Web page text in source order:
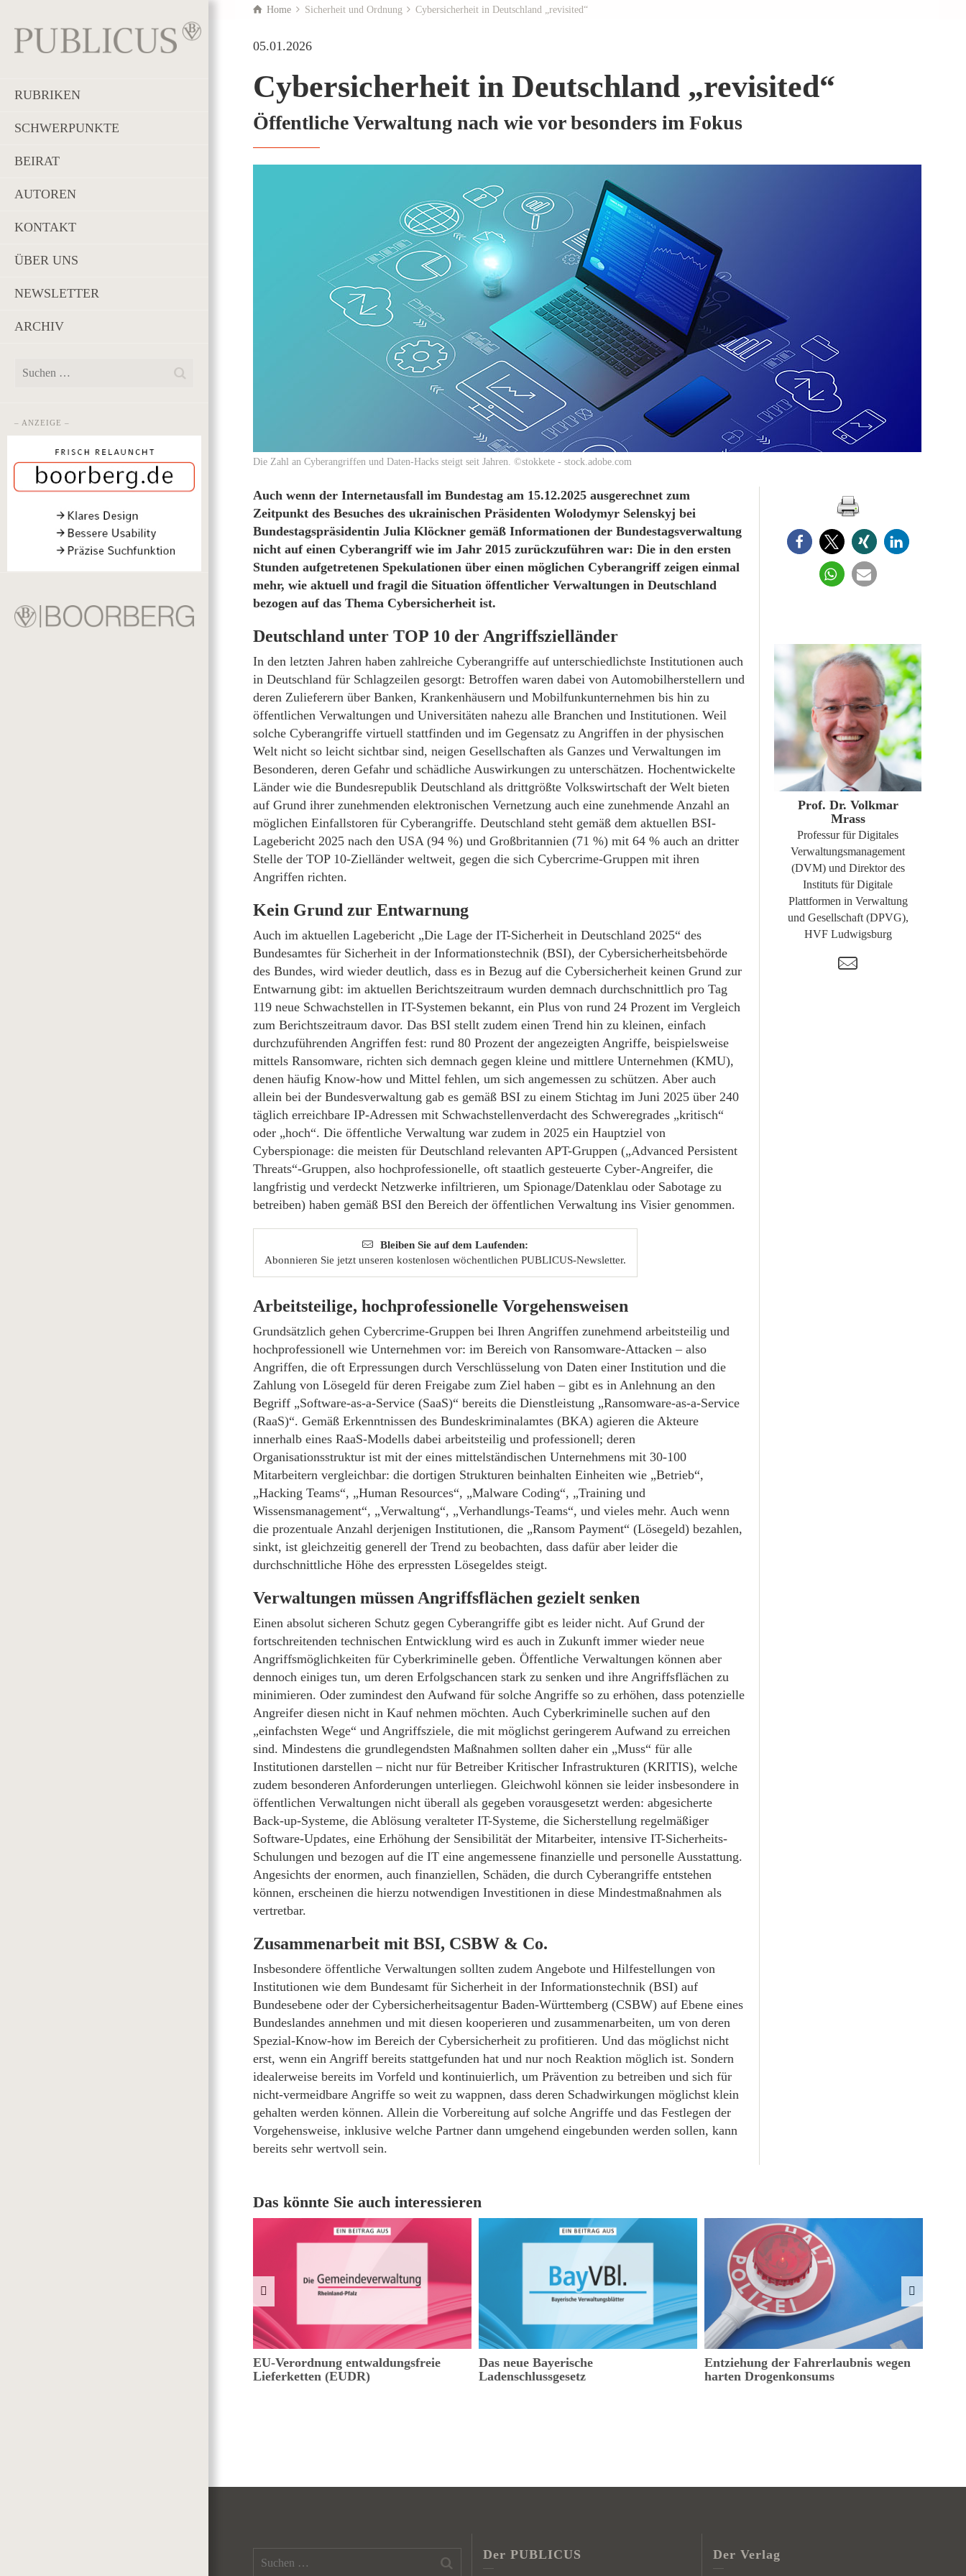
RUBRIKEN
SCHWERPUNKTE
BEIRAT
AUTOREN
KONTAKT
ÜBER UNS
NEWSLETTER
ARCHIV
– ANZEIGE –
Home Sicherheit und Ordnung Cybersicherheit in Deutschland „revisited“
05.01.2026
Cybersicherheit in Deutschland „revisited“
Öffentliche Verwaltung nach wie vor besonders im Fokus
Die Zahl an Cyberangriffen und Daten-Hacks steigt seit Jahren. ©stokkete - stock.adobe.com
Auch wenn der Internetausfall im Bundestag am 15.12.2025 ausgerechnet zum
Zeitpunkt des Besuches des ukrainischen Präsidenten Wolodymyr Selenskyj bei
Bundestagspräsidentin Julia Klöckner gemäß Informationen der Bundestagsverwaltung
nicht auf einen Cyberangriff wie im Jahr 2015 zurückzuführen war: Die in den ersten
Stunden aufgetretenen Spekulationen über einen möglichen Cyberangriff zeigen einmal
mehr, wie aktuell und fragil die Situation öffentlicher Verwaltungen in Deutschland
bezogen auf das Thema Cybersicherheit ist.
Deutschland unter TOP 10 der Angriffszielländer
In den letzten Jahren haben zahlreiche Cyberangriffe auf unterschiedlichste Institutionen auch
in Deutschland für Schlagzeilen gesorgt: Betroffen waren dabei von Automobilherstellern und
deren Zulieferern über Banken, Krankenhäusern und Mobilfunkunternehmen bis hin zu
öffentlichen Verwaltungen und Universitäten nahezu alle Branchen und Institutionen. Weil
solche Cyberangriffe virtuell stattfinden und im Gegensatz zu Angriffen in der physischen
Welt nicht so leicht sichtbar sind, neigen Gesellschaften als Ganzes und Verwaltungen im
Besonderen, deren Gefahr und schädliche Auswirkungen zu unterschätzen. Hochentwickelte
Länder wie die Bundesrepublik Deutschland als drittgrößte Volkswirtschaft der Welt bieten
auf Grund ihrer zunehmenden elektronischen Vernetzung auch eine zunehmende Anzahl an
möglichen Einfallstoren für Cyberangriffe. Deutschland steht gemäß dem aktuellen BSI-
Lagebericht 2025 nach den USA (94 %) und Großbritannien (71 %) mit 64 % auch an dritter
Stelle der TOP 10-Zielländer weltweit, gegen die sich Cybercrime-Gruppen mit ihren
Angriffen richten.
Kein Grund zur Entwarnung
Auch im aktuellen Lagebericht „Die Lage der IT-Sicherheit in Deutschland 2025“ des
Bundesamtes für Sicherheit in der Informationstechnik (BSI), der Cybersicherheitsbehörde
des Bundes, wird wieder deutlich, dass es in Bezug auf die Cybersicherheit keinen Grund zur
Entwarnung gibt: im aktuellen Berichtszeitraum wurden demnach durchschnittlich pro Tag
119 neue Schwachstellen in IT-Systemen bekannt, ein Plus von rund 24 Prozent im Vergleich
zum Berichtszeitraum davor. Das BSI stellt zudem einen Trend hin zu kleinen, einfach
durchzuführenden Angriffen fest: rund 80 Prozent der angezeigten Angriffe, beispielsweise
mittels Ransomware, richten sich demnach gegen kleine und mittlere Unternehmen (KMU),
denen häufig Know-how und Mittel fehlen, um sich angemessen zu schützen. Aber auch
allein bei der Bundesverwaltung gab es gemäß BSI zu einem Stichtag im Juni 2025 über 240
täglich erreichbare IP-Adressen mit Schwachstellenverdacht des Schweregrades „kritisch“
oder „hoch“. Die öffentliche Verwaltung war zudem in 2025 ein Hauptziel von
Cyberspionage: die meisten für Deutschland relevanten APT-Gruppen („Advanced Persistent
Threats“-Gruppen, also hochprofessionelle, oft staatlich gesteuerte Cyber-Angreifer, die
langfristig und verdeckt Netzwerke infiltrieren, um Spionage/Datenklau oder Sabotage zu
betreiben) haben gemäß BSI den Bereich der öffentlichen Verwaltung ins Visier genommen.
Bleiben Sie auf dem Laufenden:
Abonnieren Sie jetzt unseren kostenlosen wöchentlichen PUBLICUS-Newsletter.
Arbeitsteilige, hochprofessionelle Vorgehensweisen
Grundsätzlich gehen Cybercrime-Gruppen bei Ihren Angriffen zunehmend arbeitsteilig und
hochprofessionell wie Unternehmen vor: im Bereich von Ransomware-Attacken – also
Angriffen, die oft Erpressungen durch Verschlüsselung von Daten einer Institution und die
Zahlung von Lösegeld für deren Freigabe zum Ziel haben – gibt es in Anlehnung an den
Begriff „Software-as-a-Service (SaaS)“ bereits die Dienstleistung „Ransomware-as-a-Service
(RaaS)“. Gemäß Erkenntnissen des Bundeskriminalamtes (BKA) agieren die Akteure
innerhalb eines RaaS-Modells dabei arbeitsteilig und professionell; deren
Organisationsstruktur ist mit der eines mittelständischen Unternehmens mit 30-100
Mitarbeitern vergleichbar: die dortigen Strukturen beinhalten Einheiten wie „Betrieb“,
„Hacking Teams“, „Human Resources“, „Malware Coding“, „Training und
Wissensmanagement“, „Verwaltung“, „Verhandlungs-Teams“, und vieles mehr. Auch wenn
die prozentuale Anzahl derjenigen Institutionen, die „Ransom Payment“ (Lösegeld) bezahlen,
sinkt, ist gleichzeitig generell der Trend zu beobachten, dass dafür aber leider die
durchschnittliche Höhe des erpressten Lösegeldes steigt.
Verwaltungen müssen Angriffsflächen gezielt senken
Einen absolut sicheren Schutz gegen Cyberangriffe gibt es leider nicht. Auf Grund der
fortschreitenden technischen Entwicklung wird es auch in Zukunft immer wieder neue
Angriffsmöglichkeiten für Cyberkriminelle geben. Öffentliche Verwaltungen können aber
dennoch einiges tun, um deren Erfolgschancen stark zu senken und ihre Angriffsflächen zu
minimieren. Oder zumindest den Aufwand für solche Angriffe so zu erhöhen, dass potenzielle
Angreifer diesen nicht in Kauf nehmen möchten. Auch Cyberkriminelle suchen auf den
„einfachsten Wege“ und Angriffsziele, die mit möglichst geringerem Aufwand zu erreichen
sind. Mindestens die grundlegendsten Maßnahmen sollten daher ein „Muss“ für alle
Institutionen darstellen – nicht nur für Betreiber Kritischer Infrastrukturen (KRITIS), welche
zudem besonderen Anforderungen unterliegen. Gleichwohl können sie leider insbesondere in
öffentlichen Verwaltungen nicht überall als gegeben vorausgesetzt werden: abgesicherte
Back-up-Systeme, die Ablösung veralteter IT-Systeme, die Sicherstellung regelmäßiger
Software-Updates, eine Erhöhung der Sensibilität der Mitarbeiter, intensive IT-Sicherheits-
Schulungen und bezogen auf die IT eine angemessene finanzielle und personelle Ausstattung.
Angesichts der enormen, auch finanziellen, Schäden, die durch Cyberangriffe entstehen
können, erscheinen die hierzu notwendigen Investitionen in diese Mindestmaßnahmen als
vertretbar.
Zusammenarbeit mit BSI, CSBW & Co.
Insbesondere öffentliche Verwaltungen sollten zudem Angebote und Hilfestellungen von
Institutionen wie dem Bundesamt für Sicherheit in der Informationstechnik (BSI) auf
Bundesebene oder der Cybersicherheitsagentur Baden-Württemberg (CSBW) auf Ebene eines
Bundeslandes annehmen und mit diesen kooperieren und zusammenarbeiten, um von deren
Spezial-Know-how im Bereich der Cybersicherheit zu profitieren. Und das möglichst nicht
erst, wenn ein Angriff bereits stattgefunden hat und nur noch Reaktion möglich ist. Sondern
idealerweise bereits im Vorfeld und kontinuierlich, um Prävention zu betreiben und sich für
nicht-vermeidbare Angriffe so weit zu wappnen, dass deren Schadwirkungen möglichst klein
gehalten werden können. Allein die Vorbereitung auf solche Angriffe und das Festlegen der
Vorgehensweise, inklusive welche Partner dann umgehend eingebunden werden sollen, kann
bereits sehr wertvoll sein.
ZUM PROFIL
Prof. Dr. Volkmar
Mrass
Professur für Digitales
Verwaltungsmanagement
(DVM) und Direktor des
Instituts für Digitale
Plattformen in Verwaltung
und Gesellschaft (DPVG),
HVF Ludwigsburg
t
Das könnte Sie auch interessieren
EU-Verordnung entwaldungsfreie
Lieferketten (EUDR)
Das neue Bayerische
Ladenschlussgesetz
Entziehung der Fahrerlaubnis wegen
harten Drogenkonsums
Der PUBLICUS Der Verlag